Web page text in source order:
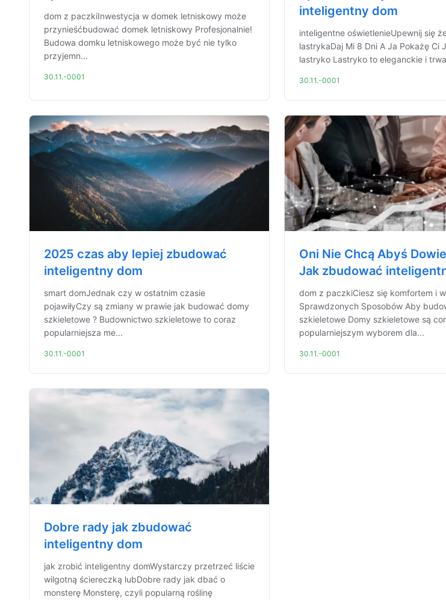
dom z paczkiInwestycja w domek letniskowy może
przynieśćbudować domek letniskowy Profesjonalnie!
Budowa domku letniskowego może być nie tylko
przyjemn...
30.11.-0001
inteligentny dom
inteligentne oświetlenieUpewnij się
lastrykaDaj Mi 8 Dni A Ja Pokażę Ci
lastryko Lastryko to eleganckie i
30.11.-0001
2025 czas aby lepiej zbudować
inteligentny dom
smart domJednak czy w ostatnim czasie
pojawiłyCzy są zmiany w prawie jak budować domy
szkieletowe ? Budownictwo szkieletowe to coraz
popularniejsza me...
30.11.-0001
Oni Nie Chcą Abyś
Jak zbudować
dom z paczkiCiesz się komfortem i
Sprawdzonych Sposobów Aby
szkieletowe Domy szkieletowe są
popularniejszym wyborem dla...
30.11.-0001
Dobre rady jak zbudować
inteligentny dom
jak zrobić inteligentny domWystarczy przetrzeć liście
wilgotną ściereczką lubDobre rady jak dbać o
monsterę Monsterę, czyli popularną roślinę